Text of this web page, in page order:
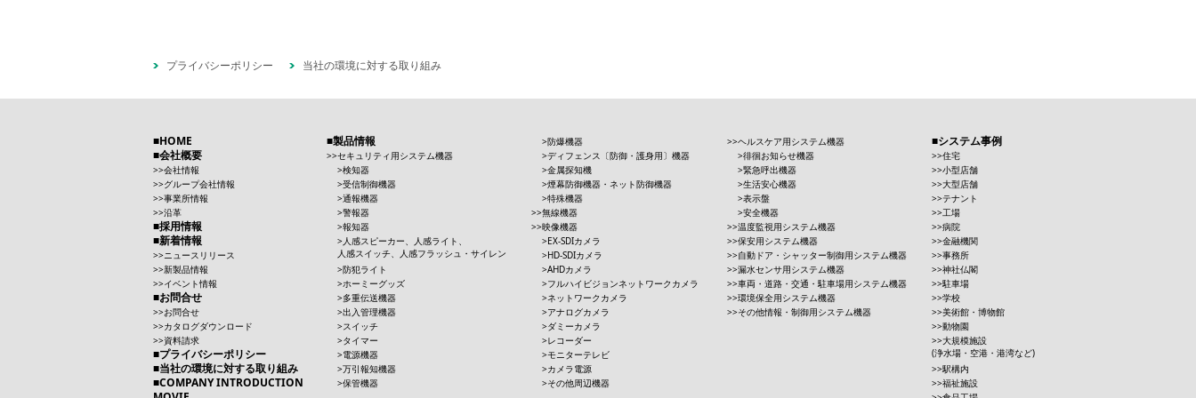
プライバシーポリシー 当社の環境に対する取り組み
HOME
会社概要
会社情報
グループ会社情報
事業所情報
沿革
採用情報
新着情報
ニュースリリース
新製品情報
イベント情報
お問合せ
お問合せ
カタログダウンロード
資料請求
プライバシーポリシー
当社の環境に対する取り組み
COMPANY INTRODUCTION
製品情報
セキュリティ用システム機器
検知器
受信制御機器
通報機器
警報器
報知器
人感スピーカー、人感ライト、
人感スイッチ、人感フラッシュ・サイレン
防犯ライト
ホーミーグッズ
多重伝送機器
出入管理機器
スイッチ
タイマー
電源機器
万引報知機器
保管機器
防爆機器
ディフェンス〔防御・護身用〕機器
金属探知機
煙幕防御機器・ネット防御機器
特殊機器
無線機器
映像機器
EX-SDIカメラ
HD-SDIカメラ
AHDカメラ
フルハイビジョンネットワークカメラ
ネットワークカメラ
アナログカメラ
ダミーカメラ
レコーダー
モニターテレビ
カメラ電源
その他周辺機器
ヘルスケア用システム機器
徘徊お知らせ機器
緊急呼出機器
生活安心機器
表示盤
安全機器
温度監視用システム機器
保安用システム機器
自動ドア・シャッター制御用システム機器
漏水センサ用システム機器
車両・道路・交通・駐車場用システム機器
環境保全用システム機器
その他情報・制御用システム機器
システム事例
住宅
小型店舗
大型店舗
テナント
工場
病院
金融機関
事務所
神社仏閣
駐車場
学校
美術館・博物館
動物園
大規模施設
(浄水場・空港・港湾など)
駅構内
福祉施設